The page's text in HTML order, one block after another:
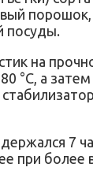
посуды.
на
а
7
при более